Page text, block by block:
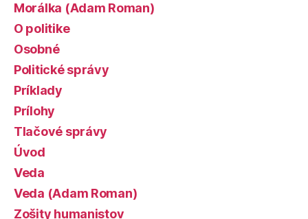
Morálka (Adam Roman)
O politike
Osobné
Politické správy
Príklady
Prílohy
Tlačové správy
Úvod
Veda
Veda (Adam Roman)
Zošity humanistov